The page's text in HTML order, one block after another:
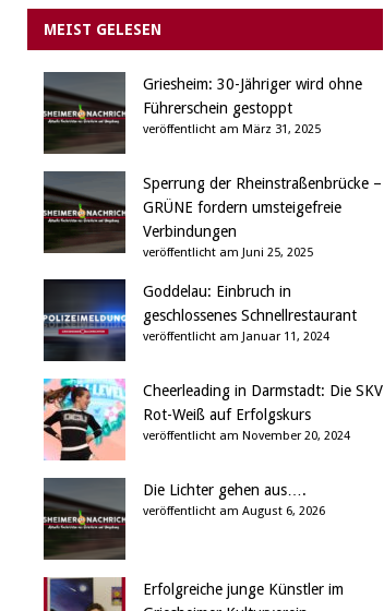
MEIST GELESEN
Griesheim: 30-Jähriger wird ohne
Führerschein gestoppt
veröffentlicht am März 31, 2025
Sperrung der Rheinstraßenbrücke –
GRÜNE fordern umsteigefreie
Verbindungen
veröffentlicht am Juni 25, 2025
Goddelau: Einbruch in
geschlossenes Schnellrestaurant
veröffentlicht am Januar 11, 2024
Cheerleading in Darmstadt: Die SKV
Rot-Weiß auf Erfolgskurs
veröffentlicht am November 20, 2024
Die Lichter gehen aus….
veröffentlicht am August 6, 2026
Erfolgreiche junge Künstler im